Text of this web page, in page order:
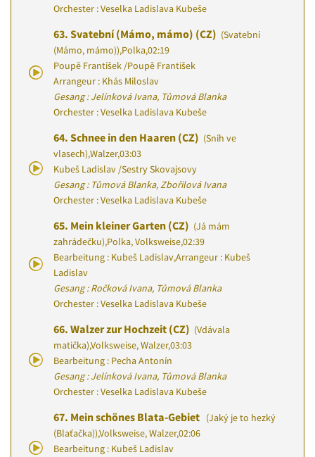
Orchester : Veselka Ladislava Kubeše
63. Svatební (Mámo, mámo) (CZ) (Svatební
(Mámo, mámo)),Polka,02:19
Poupě František /Poupě František
Arrangeur : Khás Miloslav
Gesang : Jelínková Ivana, Tůmová Blanka
Orchester : Veselka Ladislava Kubeše
64. Schnee in den Haaren (CZ) (Sníh ve
vlasech),Walzer,03:03
Kubeš Ladislav /Sestry Skovajsovy
Gesang : Tůmová Blanka, Zbořilová Ivana
Orchester : Veselka Ladislava Kubeše
65. Mein kleiner Garten (CZ) (Já mám
zahrádečku),Polka, Volksweise,02:39
Bearbeitung : Kubeš Ladislav,Arrangeur : Kubeš
Ladislav
Gesang : Ročková Ivana, Tůmová Blanka
Orchester : Veselka Ladislava Kubeše
66. Walzer zur Hochzeit (CZ) (Vdávala
matička),Volksweise, Walzer,03:03
Bearbeitung : Pecha Antonín
Gesang : Jelínková Ivana, Tůmová Blanka
Orchester : Veselka Ladislava Kubeše
67. Mein schönes Blata-Gebiet (Jaký je to hezký
(Blaťačka)),Volksweise, Walzer,02:06
Bearbeitung : Kubeš Ladislav